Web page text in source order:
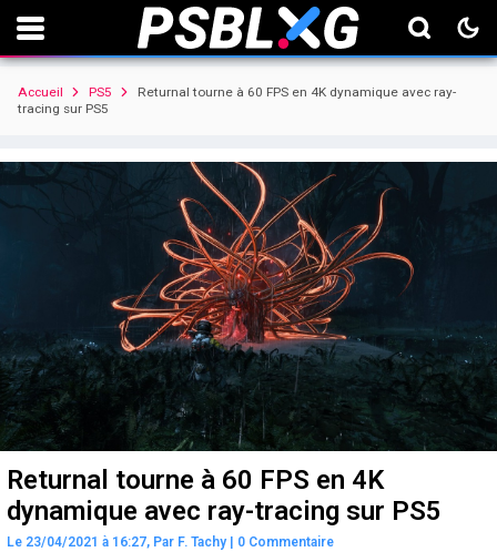
Accueil PS5
Returnal tourne à 60 FPS en 4K dynamique avec ray-
tracing sur PS5
Returnal tourne à 60 FPS en 4K
dynamique avec ray-tracing sur PS5
Le 23/04/2021 à 16:27, Par F. Tachy 0 Commentaire